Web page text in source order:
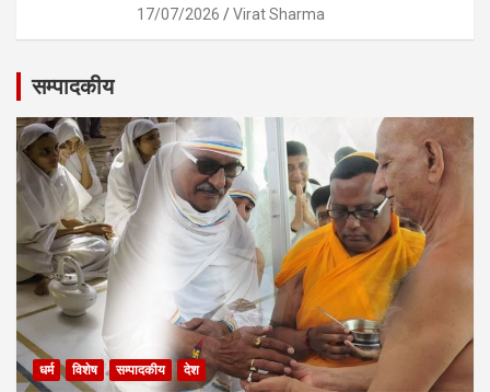
17/07/2026 Virat Sharma
सम्पादकीय
धर्म विशेष सम्पादकीय देश